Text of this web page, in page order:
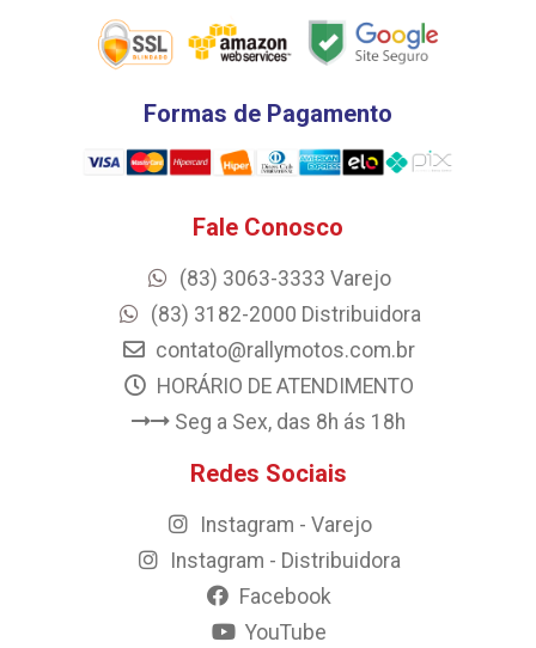
Formas de Pagamento
Fale Conosco
(83) 3063-3333 Varejo
(83) 3182-2000 Distribuidora
contato@rallymotos.com.br
HORÁRIO DE ATENDIMENTO
Seg a Sex, das 8h ás 18h
Redes Sociais
Instagram - Varejo
Instagram - Distribuidora
Facebook
YouTube